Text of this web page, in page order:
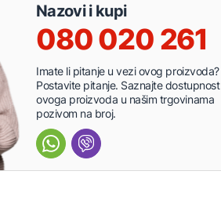
Nazovi i kupi
080 020 261
Imate li pitanje u vezi ovog proizvoda?
Postavite pitanje. Saznajte dostupnost
ovoga proizvoda u našim trgovinama
pozivom na broj.